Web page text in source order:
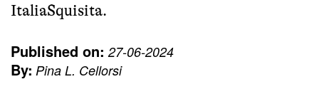
ItaliaSquisita.
Published on: 27-06-2024
By: Pina L. Cellorsi